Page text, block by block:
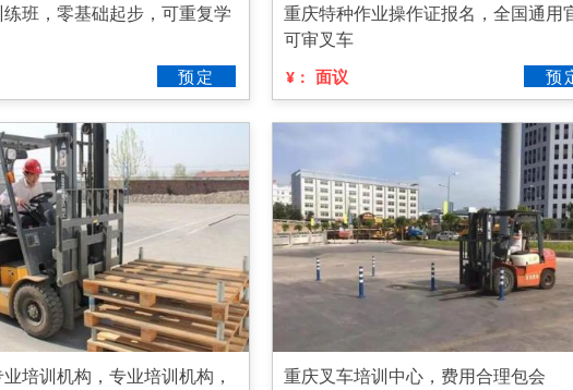
班，零基础起步，可重复学
预定
重庆特种作业操作证报名，全国通用
可审叉车
¥： 面议 预
培训机构，专业培训机构，
重庆叉车培训中心，费用合理包会